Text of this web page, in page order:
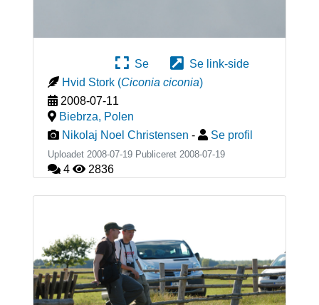
Se
Se link-side
Hvid Stork (Ciconia ciconia)
2008-07-11
Biebrza, Polen
Nikolaj Noel Christensen - Se profil
Uploadet 2008-07-19 Publiceret 2008-07-19
4 2836